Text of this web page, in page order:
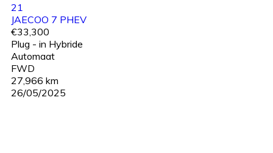
21
JAECOO 7 PHEV
€33,300
Plug - in Hybride
Automaat
FWD
27,966 km
26/05/2025